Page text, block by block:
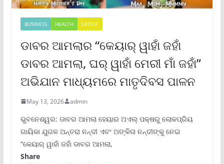
BUSINESS HEALTH LATEST
ଡାବର ଆମଲାର “କେୟାର୍ ୱାହାଁ ଜହାଁ
ଡାବର ଆମଲା, ଘର୍ ୱାହାଁ ମେରୀ ମାଁ ଜହାଁ”
ଅଭିଯାନ ମାଧ୍ୟମରେ ମାତୃଦିବସ ପାଳନ
May 13, 2026 admin
ଭୁବନେଶ୍ୱର: ଡାବର ଆମଲା ହେୟାର ଅଏଲ୍ ପକ୍ଷରୁ ଲୋକପ୍ରିୟ
ଗାୟିକା ଯୁଗଳ ଅନ୍ତରା ନନ୍ଦୀ ଏବଂ ଅଙ୍କିତା ନନ୍ଦୀଙ୍କୁ ନେଇ
“କେୟାର୍ ୱାହାଁ ଜହାଁ ଡାବର ଆମଲା,
Share